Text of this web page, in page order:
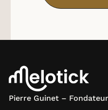
Pierre Guinet – Fondateur